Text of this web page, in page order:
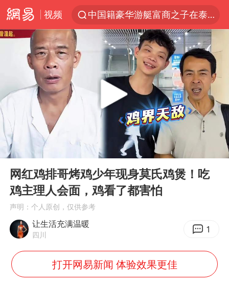
视频
中国籍豪华游艇富商之子在泰国被杀
上海中心千吨“镇楼神器”摆动明显
浙江省委书记王浩再调度：该停下的坚决停下来，让社会面静下来
《披荆斩棘2026》阵容官宣
以军士兵把枪口对准中国记者
国足U17与阿森纳决赛取消 并列冠军
《龙餐馆》 冲奖
笔试第一被劝弃考涉事副校长被撤职
香港高温刷新历史纪录
灌溉水坝被隔成鱼塘 村民投诉20余年
韩军前线部队连曝丑闻
上海有出现龙卷潜势
Play
网红鸡排哥烤鸡少年现身莫氏鸡煲！吃
鸡主理人会面，鸡看了都害怕
声明：个人原创，仅供参考
让生活充满温暖
四川 1
打开网易新闻 体验效果更佳